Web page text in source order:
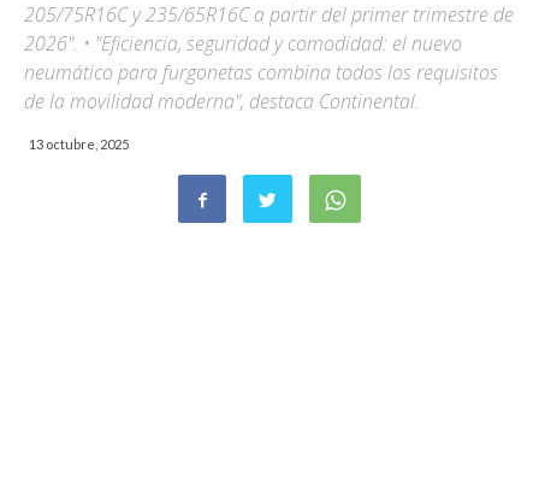
205/75R16C y 235/65R16C a partir del primer trimestre de
2026". • "Eficiencia, seguridad y comodidad: el nuevo
neumático para furgonetas combina todos los requisitos
de la movilidad moderna", destaca Continental.
13 octubre, 2025